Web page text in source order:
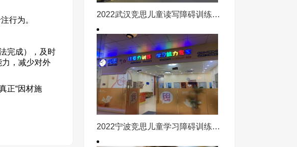
行为。
完成），及时
，减少对外
正“因材施
2022武汉竞思儿童读写障碍训练课程
2022宁波竞思儿童学习障碍训练课程